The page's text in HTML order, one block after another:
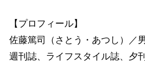
【プロフィール】
佐藤篤司（さとう・あつし）／
週刊誌、ライフスタイル誌、夕